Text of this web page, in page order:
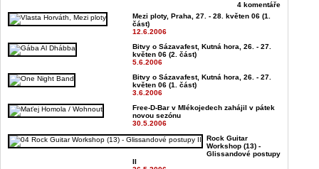
4 komentáře
Mezi ploty, Praha, 27. - 28. květen 06 (1.
část)
12.6.2006
Bitvy o Sázavafest, Kutná hora, 26. - 27.
květen 06 (2. část)
5.6.2006
Bitvy o Sázavafest, Kutná hora, 26. - 27.
květen 06 (1. část)
3.6.2006
Free-D-Bar v Mlékojedech zahájil v pátek
novou sezónu
30.5.2006
Rock Guitar
Workshop (13) -
Glissandové postupy
II